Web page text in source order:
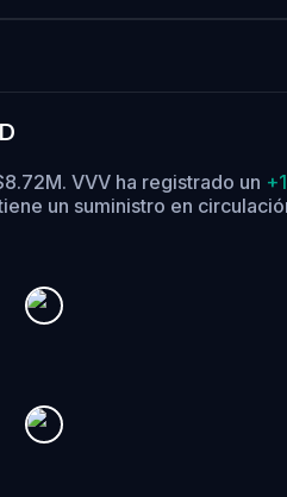
VVV ha registrado un
un suministro en